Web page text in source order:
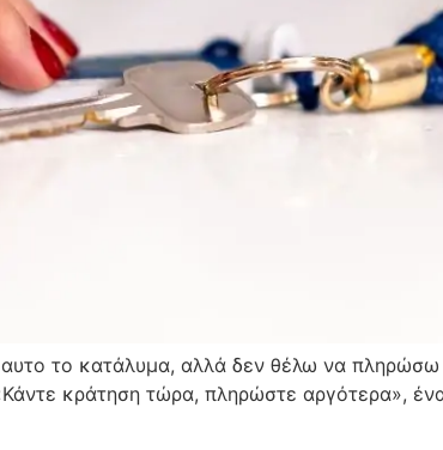
το κατάλυμα, αλλά δεν θέλω να πληρώσω
κράτηση τώρα, πληρώστε αργότερα»,